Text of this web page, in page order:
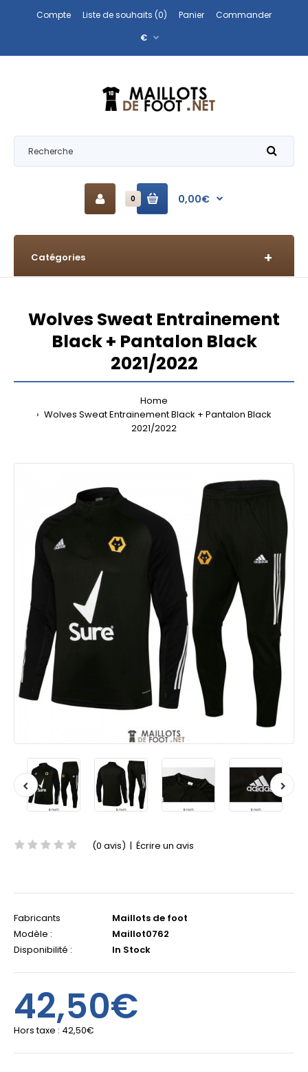
Compte Liste de souhaits (0) Panier
Commander
€
0 0,00€
Catégories
Wolves Sweat Entrainement
Black + Pantalon Black
2021/2022
Home
Wolves Sweat Entrainement Black + Pantalon Black
2021/2022
(0 avis) | Écrire un avis
Fabricants
Maillots de foot
Modèle :
Maillot0762
Disponibilité :
In Stock
42,50€
Hors taxe : 42,50€